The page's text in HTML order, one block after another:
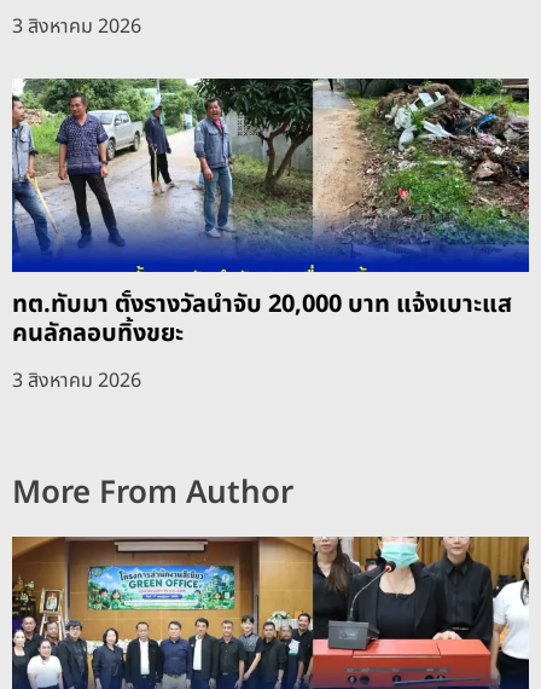
3 สิงหาคม 2026
ทต.ทับมา ตั้งรางวัลนำจับ 20,000 บาท แจ้งเบาะแส
คนลักลอบทิ้งขยะ
3 สิงหาคม 2026
More From Author